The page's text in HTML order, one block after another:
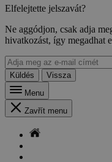
Elfelejtette jelszavát?
Ne aggódjon, csak adja
hivatkozást, így megadhat
Küldés
Vissza
Menu
Zavřít menu